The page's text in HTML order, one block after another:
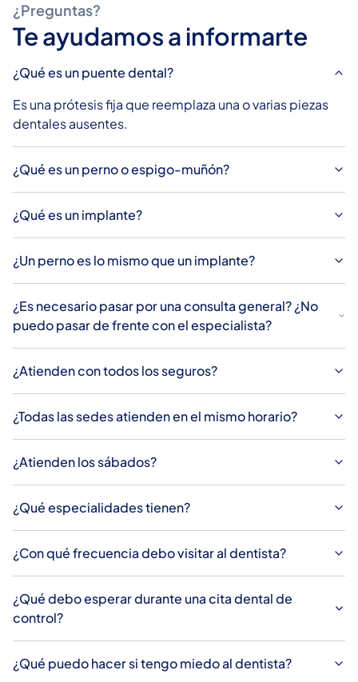
¿Preguntas?
Te ayudamos a informarte
¿Qué es un puente dental?
Es una prótesis fija que reemplaza una o varias piezas
dentales ausentes.
¿Qué es un perno o espigo-muñón?
¿Qué es un implante?
¿Un perno es lo mismo que un implante?
¿Es necesario pasar por una consulta general? ¿No
puedo pasar de frente con el especialista?
¿Atienden con todos los seguros?
¿Todas las sedes atienden en el mismo horario?
¿Atienden los sábados?
¿Qué especialidades tienen?
¿Con qué frecuencia debo visitar al dentista?
¿Qué debo esperar durante una cita dental de
control?
¿Qué puedo hacer si tengo miedo al dentista?